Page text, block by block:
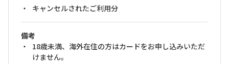
キャンセルされたご利用分
備考
18歳未満、海外在住の方はカードをお申し込みいただ
けません。